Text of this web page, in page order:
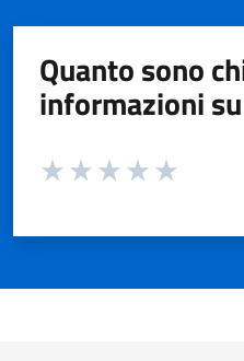
Quanto sono
informazioni
Valuta da 1 a 5 stelle la pagina